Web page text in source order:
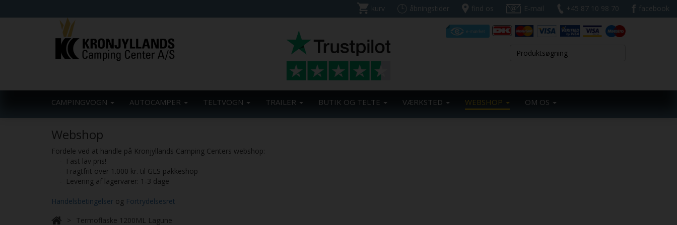
kurv åbningstider find os E-mail +45 87 10 98 70 facebook
CAMPINGVOGN AUTOCAMPER TELTVOGN TRAILER BUTIK OG TELTE VÆRKSTED WEBSHOP OM OS
Webshop
Fordele ved at handle på Kronjyllands Camping Centers webshop:
- Fast lav pris!
- Fragtfrit over 1.000 kr. til GLS pakkeshop
- Levering af lagervarer: 1-3 dage
Handelsbetingelser og Fortrydelsesret
Termoflaske 1200ML Lagune